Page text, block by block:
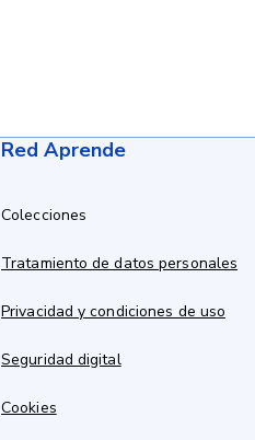
Red Aprende
Colecciones
Tratamiento de datos personales
Privacidad y condiciones de uso
Seguridad digital
Cookies